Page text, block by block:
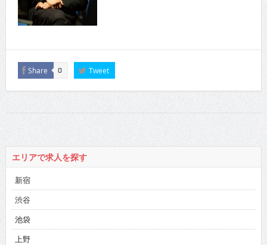
Share 0 Tweet
エリアで求人を探す
新宿
渋谷
池袋
上野